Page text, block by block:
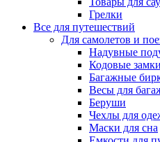
Грелки
Все для путешествий
Для самолетов и
Надувные
Кодовые замки
Багажные
Весы для
Беруши
Чехлы для
Маски для сна